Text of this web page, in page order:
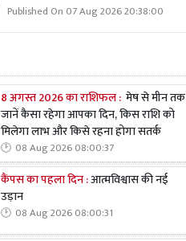
Published On 07 Aug 2026 20:38:00
8 अगस्त 2026 का राशिफल : मेष से मीन तक
जानें कैसा रहेगा आपका दिन, किस राशि को
मिलेगा लाभ और किसे रहना होगा सतर्क
08 Aug 2026 08:00:37
कैंपस का पहला दिन :आत्मविश्वास की नई
उड़ान
08 Aug 2026 08:00:31